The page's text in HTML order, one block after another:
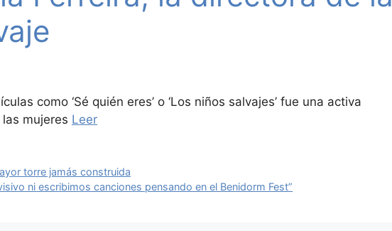
como ‘Sé quién eres’ o ‘Los niños salvajes’ fue una activa
mujeres Leer
torre jamás construida
ni escribimos canciones pensando en el Benidorm Fest”